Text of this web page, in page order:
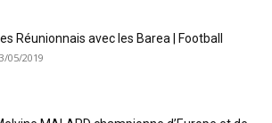
Réunionnais avec les Barea | Football
05/2019